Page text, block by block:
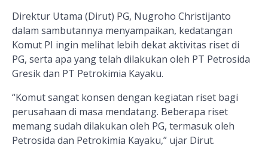
Direktur Utama (Dirut) PG, Nugroho Christijanto
dalam sambutannya menyampaikan, kedatangan
Komut PI ingin melihat lebih dekat aktivitas riset di
PG, serta apa yang telah dilakukan oleh PT Petrosida
Gresik dan PT Petrokimia Kayaku.
“Komut sangat konsen dengan kegiatan riset bagi
perusahaan di masa mendatang. Beberapa riset
memang sudah dilakukan oleh PG, termasuk oleh
Petrosida dan Petrokimia Kayaku,” ujar Dirut.